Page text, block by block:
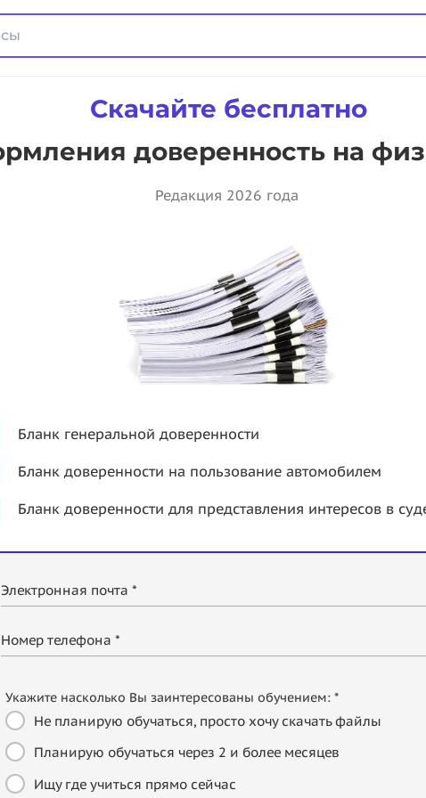
Скачайте бесплатно
доверенность на
Редакция 2026 года
Бланк генеральной доверенности
Бланк доверенности на пользование автомобилем
Бланк доверенности для представления интересов в
Электронная почта *
Номер телефона *
Укажите насколько Вы заинтересованы обучением: *
Не планирую обучаться, просто хочу скачать файлы
Планирую обучаться через 2 и более месяцев
Ищу где учиться прямо сейчас